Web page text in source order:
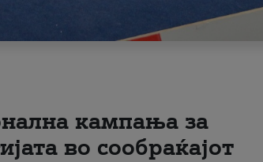
кампања за
во сообраќајот